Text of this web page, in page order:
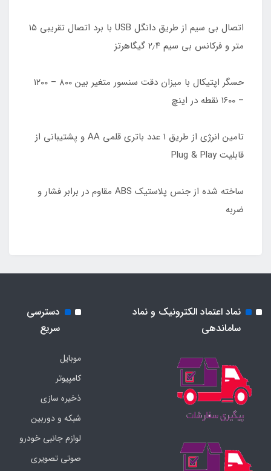
اتصال بی سیم از طریق دانگل USB با برد اتصال تقریبی ۱۵
متر و فرکانس بی سیم ۲٫۴ گیگاهرتز
حسگر اپتیکال با میزان دقت سنسور متغیر بین ۸۰۰ – ۱۲۰۰
– ۱۶۰۰ نقطه در اینچ
تامین انرژی از طریق ۱ عدد باتری قلمی AA و پشتیبانی از
قابلیت Plug & Play
ساخته شده از جنس پلاستیک ABS مقاوم در برابر فشار و
ضربه
نماد اعتماد الکترونیک و نماد
ساماندهی
دسترسی
سریع
موبایل
کامپیوتر
ذخیره سازی
شبکه و دوربین
لوازم جانبی خودرو
صوتی تصویری